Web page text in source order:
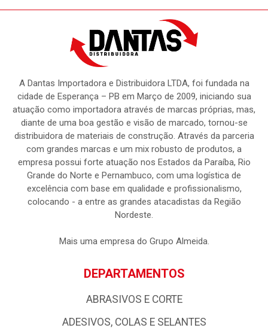
A Dantas Importadora e Distribuidora LTDA, foi fundada na
cidade de Esperança – PB em Março de 2009, iniciando sua
atuação como importadora através de marcas próprias, mas,
diante de uma boa gestão e visão de marcado, tornou-se
distribuidora de materiais de construção. Através da parceria
com grandes marcas e um mix robusto de produtos, a
empresa possui forte atuação nos Estados da Paraíba, Rio
Grande do Norte e Pernambuco, com uma logística de
excelência com base em qualidade e profissionalismo,
colocando - a entre as grandes atacadistas da Região
Nordeste.
Mais uma empresa do Grupo Almeida.
DEPARTAMENTOS
ABRASIVOS E CORTE
ADESIVOS, COLAS E SELANTES